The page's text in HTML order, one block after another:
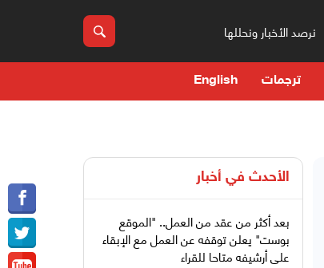
نرصد الأخبار ونحللها
ترجمات English
الأحدث في أخبار
بعد أكثر من عقد من العمل.. "الموقع
بوست" يعلن توقفه عن العمل مع الإبقاء
على أرشيفه متاحا للقراء